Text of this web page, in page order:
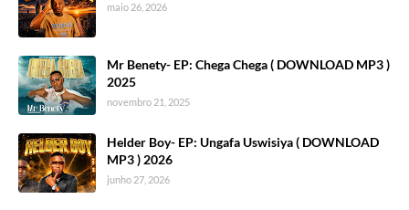
maio 26, 2026
Mr Benety- EP: Chega Chega ( DOWNLOAD MP3 )
2025
novembro 21, 2025
Helder Boy- EP: Ungafa Uswisiya ( DOWNLOAD
MP3 ) 2026
junho 27, 2026